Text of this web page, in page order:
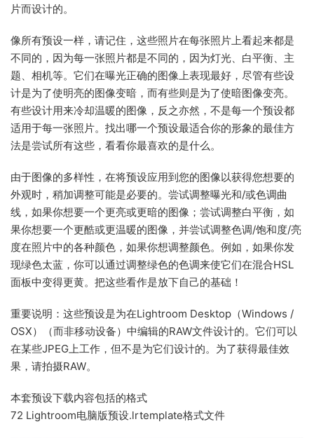
片而设计的。
像所有预设一样，请记住，这些照片在每张照片上看起来都是
不同的，因为每一张照片都是不同的，因为灯光、白平衡、主
题、相机等。它们在曝光正确的图像上表现最好，尽管有些设
计是为了使明亮的图像变暗，而有些则是为了使暗图像变亮。
有些设计用来冷却温暖的图像，反之亦然，不是每一个预设都
适用于每一张照片。找出哪一个预设最适合你的形象的最佳方
法是尝试所有这些，看看你最喜欢的是什么。
由于图像的多样性，在将预设应用到您的图像以获得您想要的
外观时，稍加调整可能是必要的。尝试调整曝光和/或色调曲
线，如果你想要一个更亮或更暗的图像；尝试调整白平衡，如
果你想要一个更酷或更温暖的图像，并尝试调整色调/饱和度/亮
度在照片中的各种颜色，如果你想调整颜色。例如，如果你发
现绿色太蓝，你可以通过调整绿色的色调来使它们在混合HSL
面板中变得更黄。把这些看作是放下自己的基础！
重要说明：这些预设是为在Lightroom Desktop（Windows /
OSX）（而非移动设备）中编辑的RAW文件设计的。它们可以
在某些JPEG上工作，但不是为它们设计的。为了获得最佳效
果，请拍摄RAW。
本套预设下载内容包括的格式
72 Lightroom电脑版预设.lrtemplate格式文件